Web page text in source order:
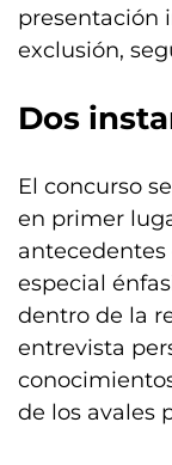
presentación
exclusión,
Dos
El concurso
en primer
antecedentes
especial
dentro de la
entrevista
de los avales